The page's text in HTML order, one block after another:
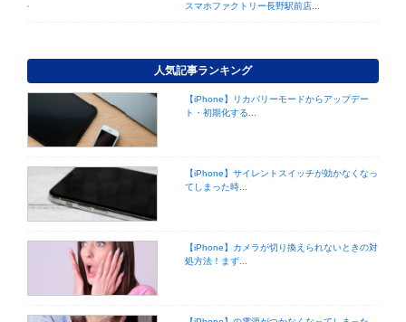
スマホファクトリー長野駅前店...
人気記事ランキング
【iPhone】リカバリーモードからアップデー
ト・初期化する...
【iPhone】サイレントスイッチが効かなくなっ
てしまった時...
【iPhone】カメラが切り換えられないときの対
処方法！まず...